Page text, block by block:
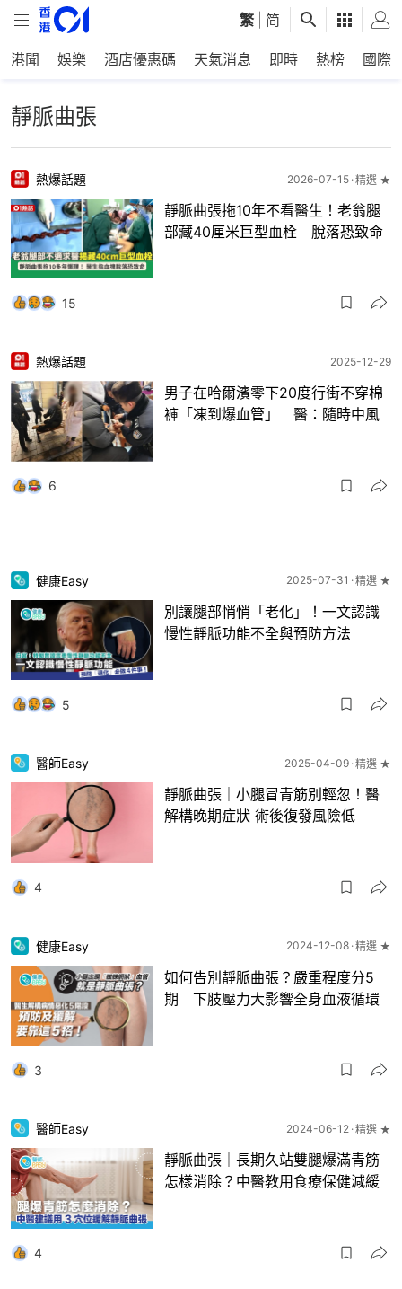
繁 简
港聞 娛樂 酒店優惠碼 天氣消息 即時 熱榜 國際
靜脈曲張
熱爆話題 2026-07-15 精選 ★
靜脈曲張拖10年不看醫生！老翁腿
部藏40厘米巨型血栓 脫落恐致命
15
熱爆話題 2025-12-29
男子在哈爾濱零下20度行街不穿棉
褲「凍到爆血管」 醫：隨時中風
6
健康Easy 2025-07-31 精選 ★
別讓腿部悄悄「老化」！一文認識
慢性靜脈功能不全與預防方法
5
醫師Easy 2025-04-09 精選 ★
靜脈曲張｜小腿冒青筋別輕忽！醫
解構晚期症狀 術後復發風險低
4
健康Easy 2024-12-08 精選 ★
如何告別靜脈曲張？嚴重程度分5
期 下肢壓力大影響全身血液循環
3
醫師Easy 2024-06-12 精選 ★
靜脈曲張｜長期久站雙腿爆滿青筋
怎樣消除？中醫教用食療保健減緩
4